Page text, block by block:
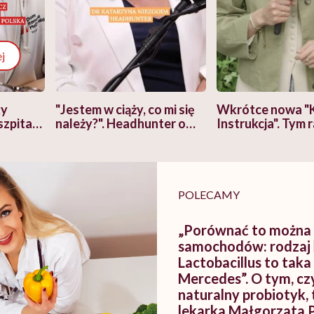
"Jestem w ciąży, co mi się
należy?". Headhunter o
Wkrótce nowa
Instrukcja". Tym
POLECAMY
„Porównać to można
samochodów: rodzaj
Lactobacillus to taka
Mercedes”. O tym,
naturalny probiotyk,
lekarka Małgorzata